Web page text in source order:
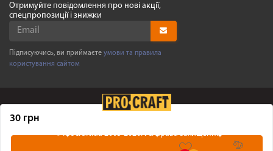
30 грн
Отримуйте повідомлення про нові акції,
спецпропозиції і знижки
Підписуючись, ви приймаєте умови та правила
користування сайтом
©Procraft.ua2005-2026. Усі права захищенні